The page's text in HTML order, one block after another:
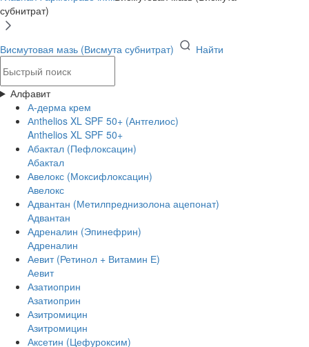
субнитрат)
Висмутовая мазь (Висмута субнитрат) Найти
Алфавит
А-дерма крем
Аnthelios XL SPF 50+ (Антгелиос)
Anthelios XL SPF 50+
Абактал (Пефлоксацин)
Абактал
Авелокс (Моксифлоксацин)
Авелокс
Адвантан (Метилпреднизолона ацепонат)
Адвантан
Адреналин (Эпинефрин)
Адреналин
Аевит (Ретинол + Витамин Е)
Аевит
Азатиоприн
Азатиоприн
Азитромицин
Азитромицин
Аксетин (Цефуроксим)